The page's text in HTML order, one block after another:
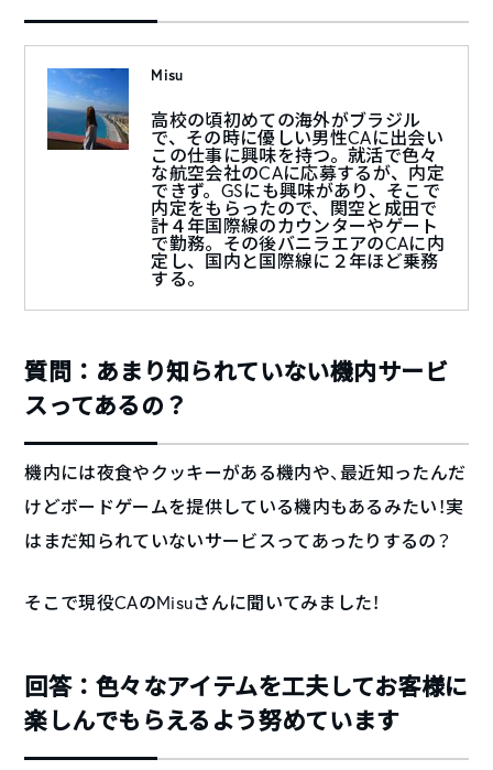
Misu
高校の頃初めての海外がブラジル
で、その時に優しい男性CAに出会い
この仕事に興味を持つ。就活で色々
な航空会社のCAに応募するが、内定
できず。GSにも興味があり、そこで
内定をもらったので、関空と成田で
計４年国際線のカウンターやゲート
で勤務。その後バニラエアのCAに内
定し、国内と国際線に２年ほど乗務
する。
質問：あまり知られていない機内サービ
スってあるの？
機内には夜食やクッキーがある機内や、最近知ったんだ
けどボードゲームを提供している機内もあるみたい！実
はまだ知られていないサービスってあったりするの？
そこで現役CAのMisuさんに聞いてみました！
回答：色々なアイテムを工夫してお客様に
楽しんでもらえるよう努めています